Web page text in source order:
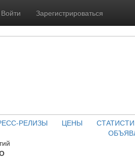
Войти Зарегистрироваться
РЕЛИЗЫ ЦЕНЫ